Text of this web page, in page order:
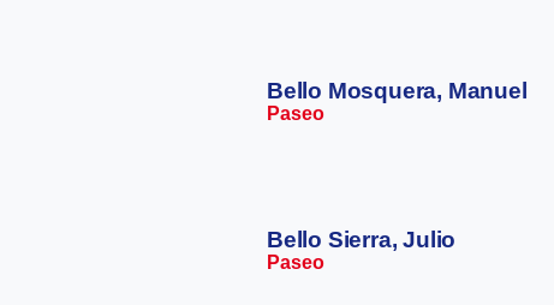
Bello Mosquera, Manuel
Paseo
Bello Sierra, Julio
Paseo